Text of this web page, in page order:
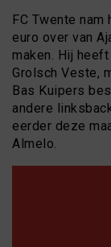
FC Twente
euro over van
maken. Hij
Grolsch Veste,
Bas Kuipers
andere
eerder deze
Almelo.